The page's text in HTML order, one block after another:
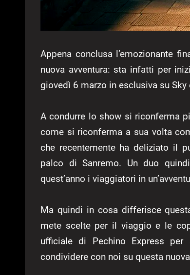
Appena conclusa l’emozionante
nuova avventura: sta infatti per
giovedì 6 marzo in esclusiva su
A condurre lo show si riconferma
come si riconferma a sua volta
che recentemente ha deliziato il
palco di Sanremo. Un duo
quest’anno i viaggiatori in
Ma quindi in cosa differisce
mete scelte per il viaggio e le
ufficiale di Pechino Express
condividere con noi su questa